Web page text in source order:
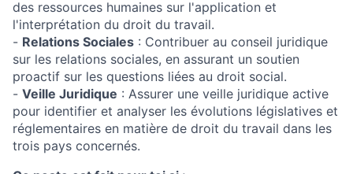
des ressources humaines sur l'application et
l'interprétation du droit du travail.
- Relations Sociales : Contribuer au conseil juridique
sur les relations sociales, en assurant un soutien
proactif sur les questions liées au droit social.
- Veille Juridique : Assurer une veille juridique active
pour identifier et analyser les évolutions législatives et
réglementaires en matière de droit du travail dans les
trois pays concernés.